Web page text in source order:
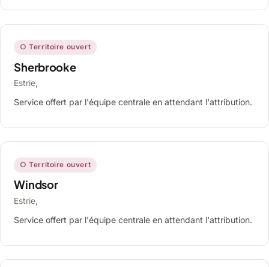
○ Territoire ouvert
Sherbrooke
Estrie,
Service offert par l'équipe centrale en attendant l'attribution.
○ Territoire ouvert
Windsor
Estrie,
Service offert par l'équipe centrale en attendant l'attribution.